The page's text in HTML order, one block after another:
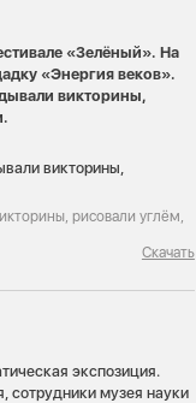
«Зелёный». На
«Энергия веков».
викторины,
рисовали углём,
Скачать
экспозиция.
сотрудники музея науки